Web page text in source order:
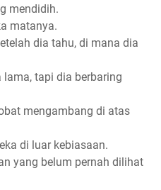
mendidih.
matanya.
dia tahu, di mana dia
tapi dia berbaring
mengambang di atas
di luar kebiasaan.
yang belum pernah dilihat